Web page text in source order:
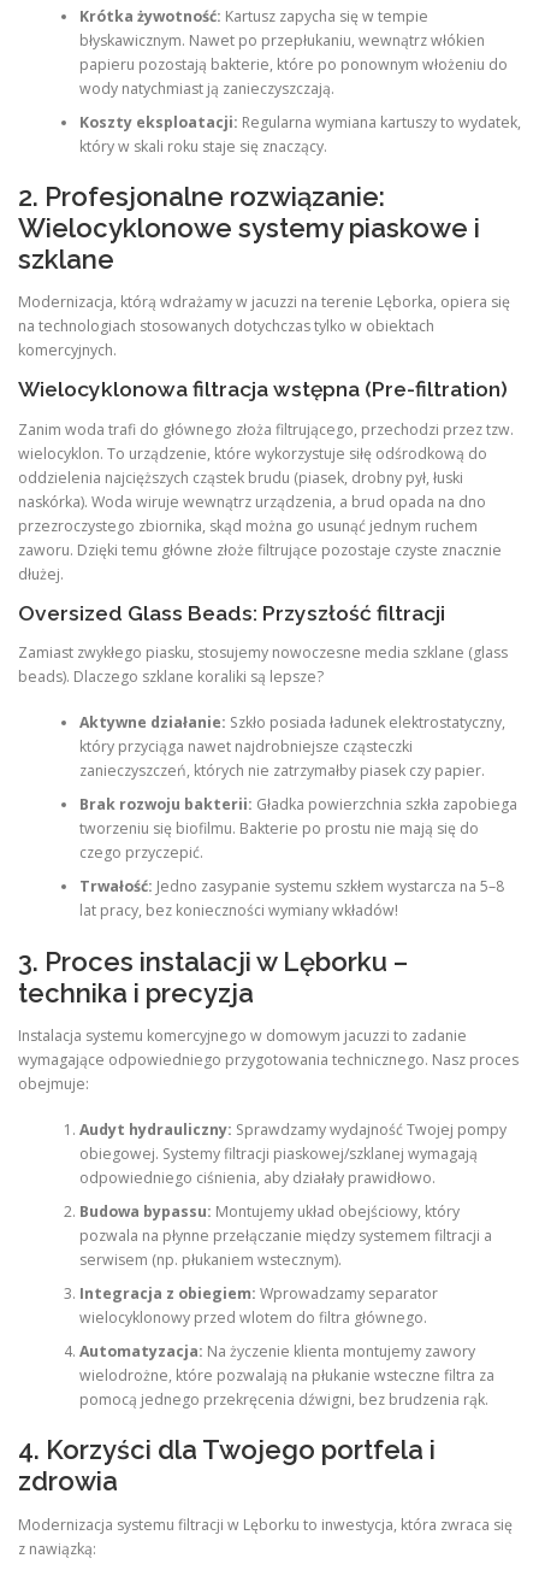
Krótka żywotność: Kartusz zapycha się w tempie
błyskawicznym. Nawet po przepłukaniu, wewnątrz włókien
papieru pozostają bakterie, które po ponownym włożeniu do
wody natychmiast ją zanieczyszczają.
Koszty eksploatacji: Regularna wymiana kartuszy to wydatek,
który w skali roku staje się znaczący.
2. Profesjonalne rozwiązanie:
Wielocyklonowe systemy piaskowe i
szklane
Modernizacja, którą wdrażamy w jacuzzi na terenie Lęborka, opiera się
na technologiach stosowanych dotychczas tylko w obiektach
komercyjnych.
Wielocyklonowa filtracja wstępna (Pre-filtration)
Zanim woda trafi do głównego złoża filtrującego, przechodzi przez tzw.
wielocyklon. To urządzenie, które wykorzystuje siłę odśrodkową do
oddzielenia najcięższych cząstek brudu (piasek, drobny pył, łuski
naskórka). Woda wiruje wewnątrz urządzenia, a brud opada na dno
przezroczystego zbiornika, skąd można go usunąć jednym ruchem
zaworu. Dzięki temu główne złoże filtrujące pozostaje czyste znacznie
dłużej.
Oversized Glass Beads: Przyszłość filtracji
Zamiast zwykłego piasku, stosujemy nowoczesne media szklane (glass
beads). Dlaczego szklane koraliki są lepsze?
Aktywne działanie: Szkło posiada ładunek elektrostatyczny,
który przyciąga nawet najdrobniejsze cząsteczki
zanieczyszczeń, których nie zatrzymałby piasek czy papier.
Brak rozwoju bakterii: Gładka powierzchnia szkła zapobiega
tworzeniu się biofilmu. Bakterie po prostu nie mają się do
czego przyczepić.
Trwałość: Jedno zasypanie systemu szkłem wystarcza na 5–8
lat pracy, bez konieczności wymiany wkładów!
3. Proces instalacji w Lęborku –
technika i precyzja
Instalacja systemu komercyjnego w domowym jacuzzi to zadanie
wymagające odpowiedniego przygotowania technicznego. Nasz proces
obejmuje:
Audyt hydrauliczny: Sprawdzamy wydajność Twojej pompy
obiegowej. Systemy filtracji piaskowej/szklanej wymagają
odpowiedniego ciśnienia, aby działały prawidłowo.
Budowa bypassu: Montujemy układ obejściowy, który
pozwala na płynne przełączanie między systemem filtracji a
serwisem (np. płukaniem wstecznym).
Integracja z obiegiem: Wprowadzamy separator
wielocyklonowy przed wlotem do filtra głównego.
Automatyzacja: Na życzenie klienta montujemy zawory
wielodrożne, które pozwalają na płukanie wsteczne filtra za
pomocą jednego przekręcenia dźwigni, bez brudzenia rąk.
4. Korzyści dla Twojego portfela i
zdrowia
Modernizacja systemu filtracji w Lęborku to inwestycja, która zwraca się
z nawiązką: